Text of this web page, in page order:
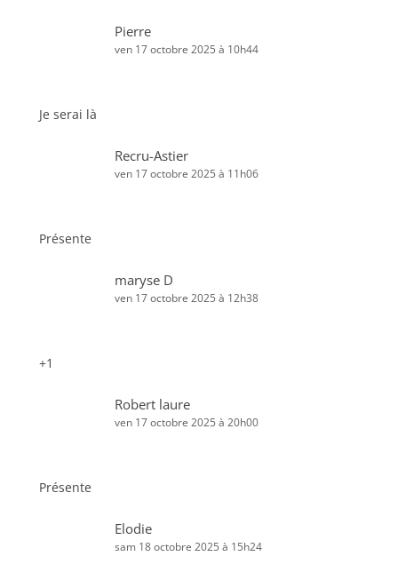
Pierre
ven 17 octobre 2025 à 10h44
Je serai là
Recru-Astier
ven 17 octobre 2025 à 11h06
Présente
maryse D
ven 17 octobre 2025 à 12h38
+1
Robert laure
ven 17 octobre 2025 à 20h00
Présente
Elodie
sam 18 octobre 2025 à 15h24